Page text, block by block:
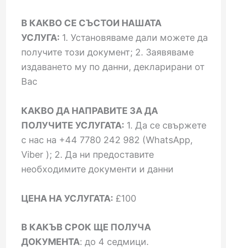
В КАКВО СЕ СЪСТОИ НАШАТА
УСЛУГА: 1. Установяваме дали можете да
получите този документ; 2. Заявяваме
издаването му по данни, декларирани от
Вас
КАКВО ДА НАПРАВИТЕ ЗА ДА
ПОЛУЧИТЕ УСЛУГАТА: 1. Да се свържете
с нас на +44 7780 242 982 (WhatsApp,
Viber ); 2. Да ни предоставите
необходимите документи и данни
ЦЕНА НА УСЛУГАТА: £100
В КАКЪВ СРОК ЩЕ ПОЛУЧА
ДОКУМЕНТА: до 4 седмици.